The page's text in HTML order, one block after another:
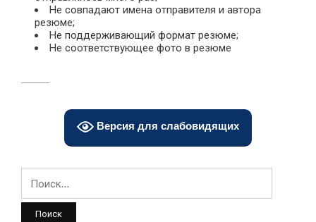
Не совпадают имена отправителя и автора
резюме;
Не поддерживающий формат резюме;
Не соответствующее фото в резюме
Версия для слабовидящих